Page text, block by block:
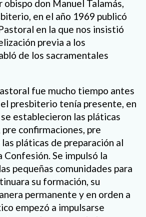
obispo don Manuel Talamás,
en el año 1969 publicó
en la que nos insistió
previa a los
de los sacramentales
fue mucho tiempo antes
presbiterio tenía presente, en
establecieron las pláticas
confirmaciones, pre
pláticas de preparación al
Confesión. Se impulsó la
pequeñas comunidades para
su formación, su
permanente y en orden a
empezó a impulsarse